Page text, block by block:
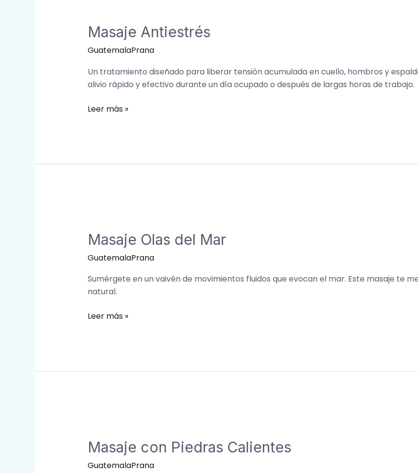
Masaje Antiestrés
GuatemalaPrana
Un tratamiento diseñado para liberar tensión acumulada en cuello, hombros y
alivio rápido y efectivo durante un día ocupado o después de largas horas de trabajo.
Leer más »
Masaje Olas del Mar
GuatemalaPrana
Sumérgete en un vaivén de movimientos fluidos que evocan el mar. Este masaje te
natural.
del
Leer más »
Masaje con Piedras Calientes
GuatemalaPrana
Piedras